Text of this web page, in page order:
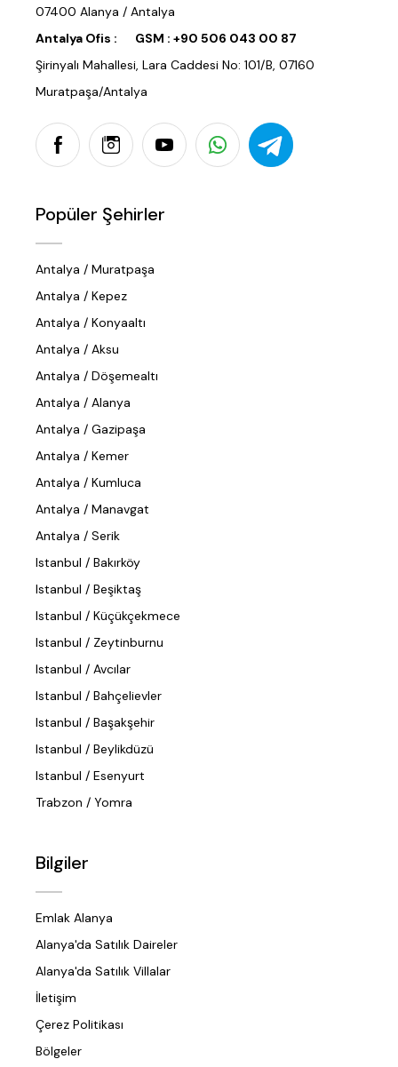
07400 Alanya / Antalya
Antalya Ofis :
GSM : +90 506 043 00 87
Şirinyalı Mahallesi, Lara Caddesi No: 101/B, 07160
Muratpaşa/Antalya
Popüler Şehirler
Antalya / Muratpaşa
Antalya / Kepez
Antalya / Konyaaltı
Antalya / Aksu
Antalya / Döşemealtı
Antalya / Alanya
Antalya / Gazipaşa
Antalya / Kemer
Antalya / Kumluca
Antalya / Manavgat
Antalya / Serik
Istanbul / Bakırköy
Istanbul / Beşiktaş
Istanbul / Küçükçekmece
Istanbul / Zeytinburnu
Istanbul / Avcılar
Istanbul / Bahçelievler
Istanbul / Başakşehir
Istanbul / Beylikdüzü
Istanbul / Esenyurt
Trabzon / Yomra
Bilgiler
Emlak Alanya
Alanya'da Satılık Daireler
Alanya'da Satılık Villalar
İletişim
Çerez Politikası
Bölgeler